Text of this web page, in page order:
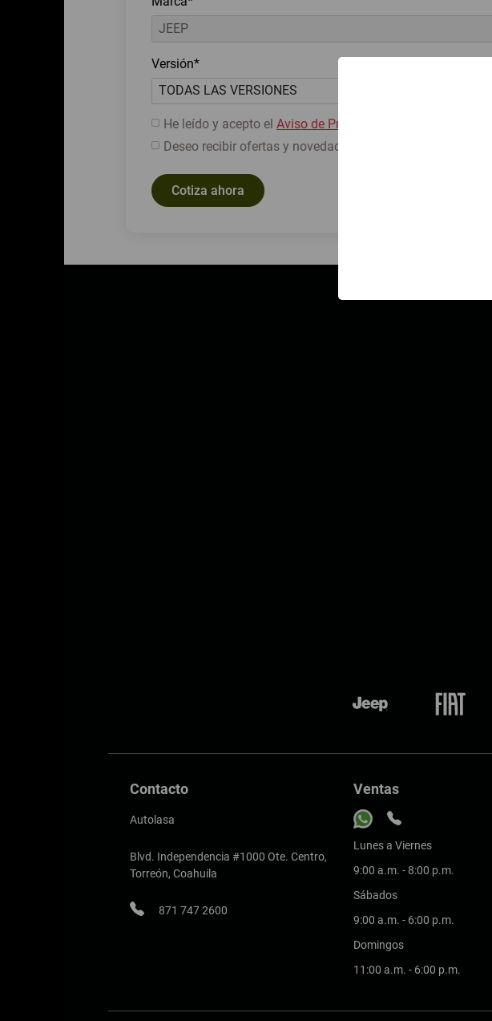
Versión*
He leído y acepto el Aviso de Privacidad*
Deseo recibir ofertas y novedades.
Cotiza ahora
Contacto
Autolasa
Blvd. Independencia #1000 Ote. Centro,
Torreón, Coahuila
871 747 2600
Ventas
Lunes a Viernes
9:00 a.m. - 8:00 p.m.
Sábados
9:00 a.m. - 6:00 p.m.
Domingos
11:00 a.m. - 6:00 p.m.